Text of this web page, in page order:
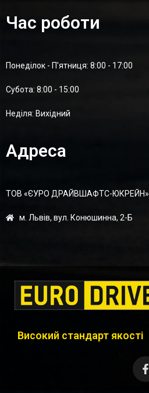
Час роботи
Понеділок - П'ятниця: 8:00 - 17:00
Суботa: 8:00 - 15:00
Неділя: Вихідний
Адреса
ТОВ «ЄУРО ДРАЙВШАФТC-ЮКРЕЙН»
м. Львів, вул. Конюшинна, 2-Б
Високий стандарт якості